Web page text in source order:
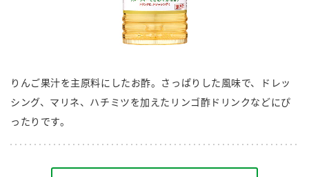
酢 調味酢
新商品一覧
キャンペーン情報
ブランド・スペシャルサイト
りんご果汁を主原料にしたお酢。さっぱりした風味で、ドレッ
シング、マリネ、ハチミツを加えたリンゴ酢ドリンクなどにぴ
ったりです。